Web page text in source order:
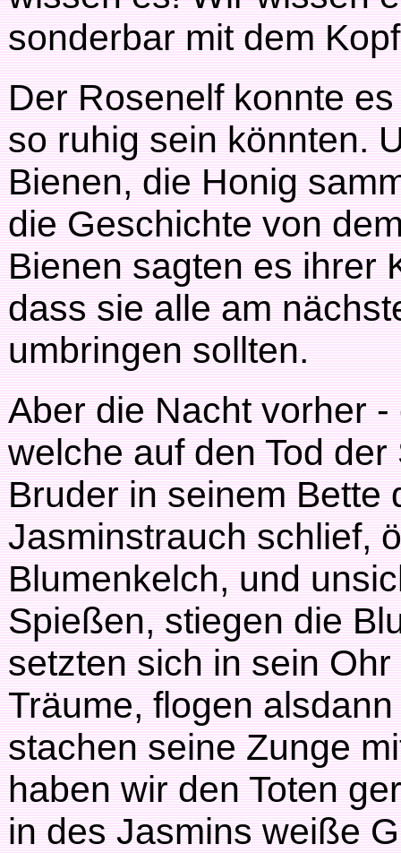
sonderbar mit dem
Der Rosenelf konnte
so ruhig sein könnten.
Bienen, die Honig
die Geschichte von
Bienen sagten es ihrer
dass sie alle am
umbringen sollten.
Aber die Nacht vorher
welche auf den Tod
Bruder in seinem Bette
Jasminstrauch schlief,
Blumenkelch, und
Spießen, stiegen die
setzten sich in sein
Träume, flogen
stachen seine Zunge
haben wir den Toten
in des Jasmins weiße